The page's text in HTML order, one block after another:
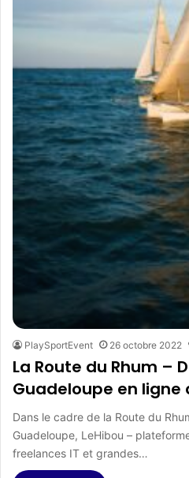
PlaySportEvent 26 octobre 2022
La Route du Rhum –
Guadeloupe en ligne
Dans le cadre de la Route du
Guadeloupe, LeHibou –
freelances IT et grandes…